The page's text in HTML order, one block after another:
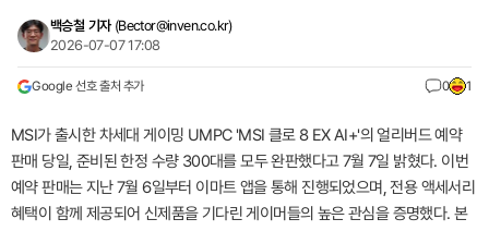
백승철 기자 (Bector@inven.co.kr)
2026-07-07 17:08
Google 선호 출처 추가 0 1
MSI가 출시한 차세대 게이밍 UMPC 'MSI 클로 8 EX AI+'의 얼리버드 예약
판매 당일, 준비된 한정 수량 300대를 모두 완판했다고 7월 7일 밝혔다. 이번
예약 판매는 지난 7월 6일부터 이마트 앱을 통해 진행되었으며, 전용 액세서리
혜택이 함께 제공되어 신제품을 기다린 게이머들의 높은 관심을 증명했다. 본